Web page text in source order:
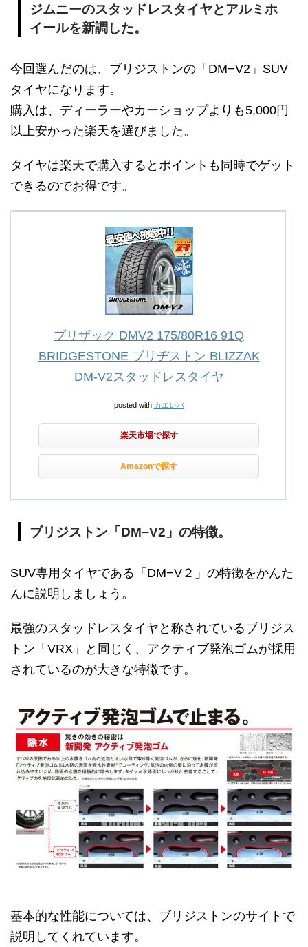
ジムニーのスタッドレスタイヤとアルミホ
イールを新調した。
今回選んだのは、ブリジストンの「DM−V2」SUV
タイヤになります。
購入は、ディーラーやカーショップよりも5,000円
以上安かった楽天を選びました。
タイヤは楽天で購入するとポイントも同時でゲット
できるのでお得です。
ブリザック DMV2 175/80R16 91Q
BRIDGESTONE ブリヂストン BLIZZAK
DM-V2スタッドレスタイヤ
posted with カエレバ
楽天市場で探す
Amazonで探す
ブリジストン「DM−V2」の特徴。
SUV専用タイヤである「DM−V２」の特徴をかんた
んに説明しましょう。
最強のスタッドレスタイヤと称されているブリジス
トン「VRX」と同じく、アクティブ発泡ゴムが採用
されているのが大きな特徴です。
基本的な性能については、ブリジストンのサイトで
説明してくれています。